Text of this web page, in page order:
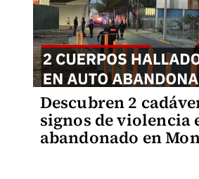
Descubren 2
signos de violencia
abandonado en